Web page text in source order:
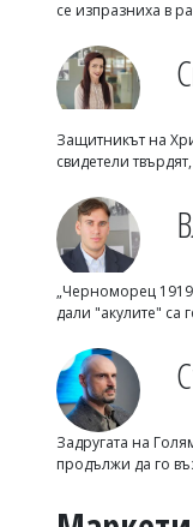
се изпразниха в
Защитникът на
свидетели
„Черноморец
дали "акулите" са
Задругата на
продължи да го